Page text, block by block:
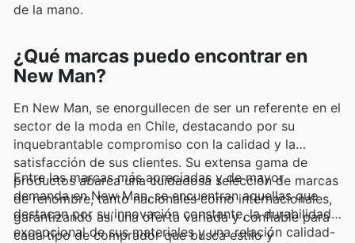
de la mano.
¿Qué marcas puedo encontrar en
New Man?
En New Man, se enorgullecen de ser un referente en el
sector de la moda en Chile, destacando por su
inquebrantable compromiso con la calidad y la
satisfacción de sus clientes. Su extensa gama de
productos abarca una cuidadosa selección de marcas
de renombre, tanto nacionales como internacionales,
garantizando así una oferta variada y confiable para
cada tipo de comprador que busca estilo y
Entre las marcas más apreciadas y de mayor
demanda en New Man, se encuentran aquellas que
destacan por su innovación constante, la durabilidad
excepcional de sus materiales y una relación calidad-